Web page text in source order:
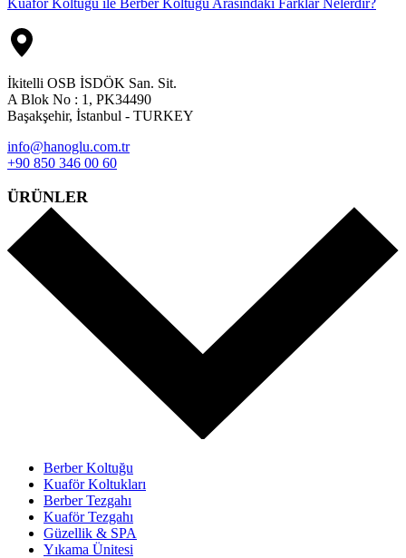
Kuaför Koltuğu ile Berber Koltuğu Arasındaki Farklar Nelerdir?
İkitelli OSB İSDÖK San. Sit.
A Blok No : 1, PK34490
Başakşehir, İstanbul - TURKEY
info@hanoglu.com.tr
+90 850 346 00 60
ÜRÜNLER
Berber Koltuğu
Kuaför Koltukları
Berber Tezgahı
Kuaför Tezgahı
Güzellik & SPA
Yıkama Ünitesi